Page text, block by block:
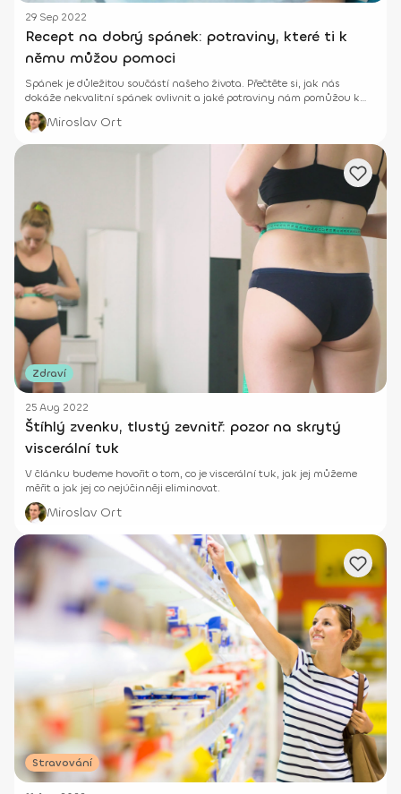
29 Sep 2022
Recept na dobrý spánek: potraviny, které ti k
němu můžou pomoci
Spánek je důležitou součástí našeho života. Přečtěte si, jak nás
dokáže nekvalitní spánek ovlivnit a jaké potraviny nám pomůžou k
lepšímu spánku.
Miroslav Ort
Zdraví
25 Aug 2022
Štíhlý zvenku, tlustý zevnitř: pozor na skrytý
viscerální tuk
V článku budeme hovořit o tom, co je viscerální tuk, jak jej můžeme
měřit a jak jej co nejúčinněji eliminovat.
Miroslav Ort
Stravování